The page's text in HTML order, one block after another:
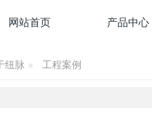
网站首页 产品中心
纽脉 工程案例